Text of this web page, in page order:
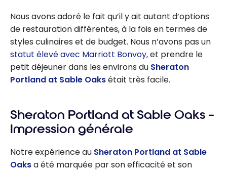
Nous avons adoré le fait qu’il y ait autant d’options
de restauration différentes, à la fois en termes de
styles culinaires et de budget. Nous n’avons pas un
statut élevé avec Marriott Bonvoy, et prendre le
petit déjeuner dans les environs du Sheraton
Portland at Sable Oaksétait très facile.
Sheraton Portland at Sable Oaks –
Impression générale
Notre expérience au Sheraton Portland at Sable
Oaksa été marquée par son efficacité et son